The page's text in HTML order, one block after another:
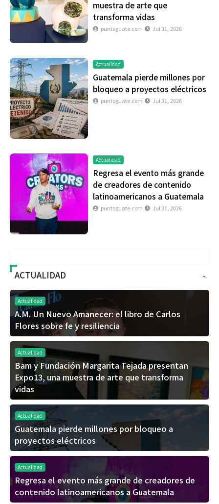
muestra de arte que
transforma vidas
puntoguate.com Jul 31, 2026
Actualidad
Guatemala pierde millones por
bloqueo a proyectos eléctricos
puntoguate.com Jul 31, 2026
Actualidad
Regresa el evento más grande
de creadores de contenido
latinoamericanos a Guatemala
puntoguate.com Jul 31, 2026
+
ACTUALIDAD
Actualidad
A.M. Un Nuevo Amanecer: el libro de Carlos
Flores sobre fe y resiliencia
Actualidad
Bam y Fundación Margarita Tejada presentan
Expo13, una muestra de arte que transforma
vidas
Actualidad
Guatemala pierde millones por bloqueo a
proyectos eléctricos
Actualidad
Regresa el evento más grande de creadores de
contenido latinoamericanos a Guatemala